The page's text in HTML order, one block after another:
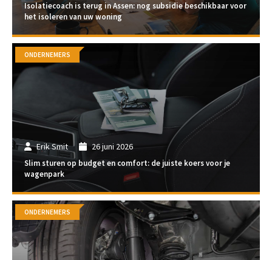
Isolatiecoach is terug in Assen: nog subsidie beschikbaar voor
het isoleren van uw woning
Erik Smit 26 juni 2026
Slim sturen op budget en comfort: de juiste koers voor je
wagenpark
ONDERNEMERS
ONDERNEMERS